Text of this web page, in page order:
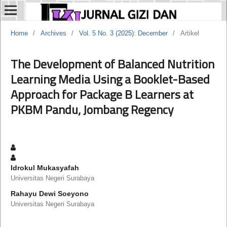
Home / Archives / Vol. 5 No. 3 (2025): December / Artikel
The Development of Balanced Nutrition
Learning Media Using a Booklet-Based
Approach for Package B Learners at
PKBM Pandu, Jombang Regency
Idrokul Mukasyafah
Universitas Negeri Surabaya
Rahayu Dewi Soeyono
Universitas Negeri Surabaya